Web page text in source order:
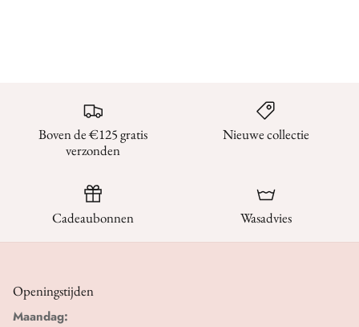
Boven de €125 gratis
verzonden
Nieuwe collectie
Cadeaubonnen Wasadvies
Openingstijden
Maandag: